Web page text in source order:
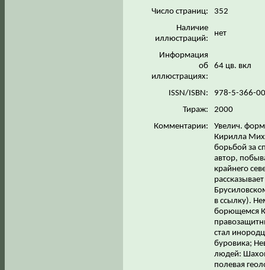
Число страниц:
352
Наличие
иллюстраций:
нет
Информация
об
иллюстрациях:
64 цв. вкл
ISSN/ISBN:
978-5-366-
Тираж:
2000
Комментарии:
Увелич.
Кирилла
борьбой за
автор,
крайнего
в ссылку).
борющемся
стал
буровика;
людей:
полевая